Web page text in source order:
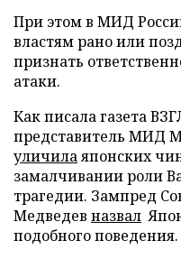
При этом в МИД
властям рано или
признать
атаки.
Как писала газета
представитель МИД
уличилаяпонских
замалчивании роли
трагедии. Зампред
Медведев назвал
подобного поведения.